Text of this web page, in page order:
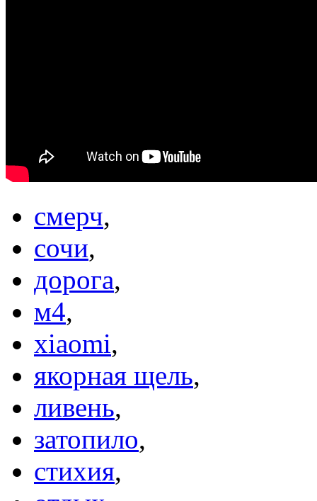
смерч,
сочи,
дорога,
м4,
xiaomi,
якорная щель,
ливень,
затопило,
стихия,